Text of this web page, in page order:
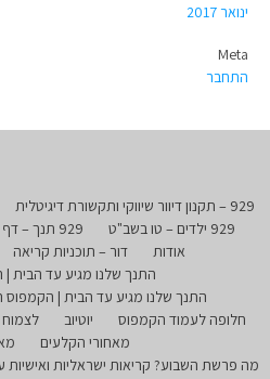
ינואר 2017
Meta
התחבר
929 – תקנון דיוור שיווקי ותקשורת דיגיטלית
929 ילדים – טו בשב"ט
929 תנך – דף הבית
אודות
דור – תוכניות קריאה
התנך שלנו מגיע עד הבית |
התנך שלנו מגיע עד הבית | הקמפוס
חלופה לעמוד הקמפוס
יוטיוב
מאחורי הקלעים
מה פרשת השבוע? קריאות ישראליות